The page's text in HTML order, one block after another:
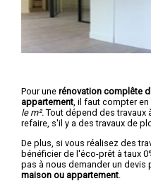
Pour une rénovation complête
appartement , il faut compter en
le m². Tout dépend des travaux
refaire, s'il y a des travaux de
De plus, si vous réalisez des
bénéficier de l'éco-prêt à taux
pas à nous demander un devis
maison ou appartement